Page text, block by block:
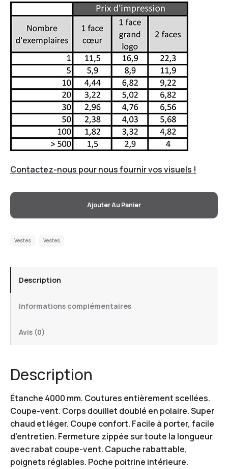
Contactez-nous pour nous fournir vos visuels !
Ajouter Au Panier
Vestes Vestes
Description
Informations complémentaires
Avis (0)
Description
Étanche 4000 mm. Coutures entièrement scellées.
Coupe-vent. Corps douillet doublé en polaire. Super
chaud et léger. Coupe confort. Facile à porter, facile
d’entretien. Fermeture zippée sur toute la longueur
avec rabat coupe-vent. Capuche rabattable,
poignets réglables. Poche poitrine intérieure.